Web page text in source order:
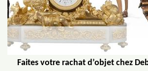
Faites votre rachat d’objet chez